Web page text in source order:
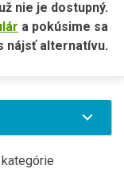
nie je dostupný.
a pokúsime sa
nájsť alternatívu.